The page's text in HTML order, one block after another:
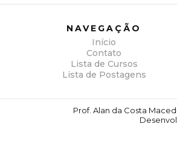
NAVEGAÇÃO
Início
Contato
Lista de Cursos
Lista de Postagens
Prof. Alan da Costa